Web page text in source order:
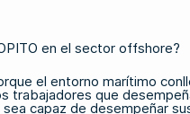
en el sector offshore?
el entorno marítimo
que
capaz de desempeñar